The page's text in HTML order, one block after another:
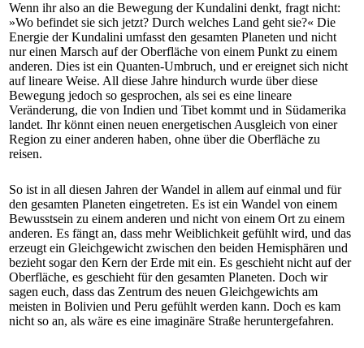
Wenn ihr also an die Bewegung der Kundalini denkt, fragt nicht:
»Wo befindet sie sich jetzt? Durch welches Land geht sie?« Die
Energie der Kundalini umfasst den gesamten Planeten und nicht
nur einen Marsch auf der Oberfläche von einem Punkt zu einem
anderen. Dies ist ein Quanten-Umbruch, und er ereignet sich nicht
auf lineare Weise. All diese Jahre hindurch wurde über diese
Bewegung jedoch so gesprochen, als sei es eine lineare
Veränderung, die von Indien und Tibet kommt und in Südamerika
landet. Ihr könnt einen neuen energetischen Ausgleich von einer
Region zu einer anderen haben, ohne über die Oberfläche zu
reisen.
So ist in all diesen Jahren der Wandel in allem auf einmal und für
den gesamten Planeten eingetreten. Es ist ein Wandel von einem
Bewusstsein zu einem anderen und nicht von einem Ort zu einem
anderen. Es fängt an, dass mehr Weiblichkeit gefühlt wird, und das
erzeugt ein Gleichgewicht zwischen den beiden Hemisphären und
bezieht sogar den Kern der Erde mit ein. Es geschieht nicht auf der
Oberfläche, es geschieht für den gesamten Planeten. Doch wir
sagen euch, dass das Zentrum des neuen Gleichgewichts am
meisten in Bolivien und Peru gefühlt werden kann. Doch es kam
nicht so an, als wäre es eine imaginäre Straße heruntergefahren.